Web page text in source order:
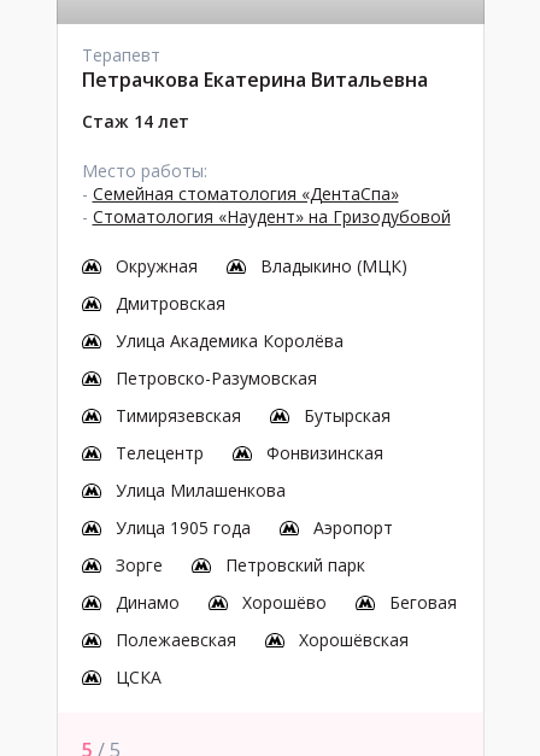
Терапевт
Петрачкова Екатерина Витальевна
Стаж 14 лет
Место работы:
- Семейная стоматология «ДентаСпа»
- Стоматология «Наудент» на Гризодубовой
Окружная
Владыкино (МЦК)
Дмитровская
Улица Академика Королёва
Петровско-Разумовская
Тимирязевская
Бутырская
Телецентр
Фонвизинская
Улица Милашенкова
Улица 1905 года
Аэропорт
Зорге
Петровский парк
Динамо
Хорошёво
Беговая
Полежаевская
Хорошёвская
ЦСКА
5 / 5